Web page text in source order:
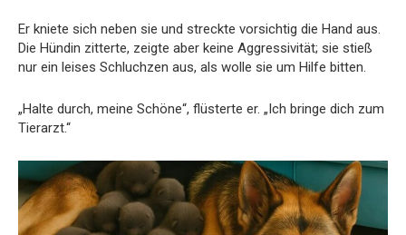
Er kniete sich neben sie und streckte vorsichtig die Hand aus.
Die Hündin zitterte, zeigte aber keine Aggressivität; sie stieß
nur ein leises Schluchzen aus, als wolle sie um Hilfe bitten.
„Halte durch, meine Schöne“, flüsterte er. „Ich bringe dich zum
Tierarzt.“